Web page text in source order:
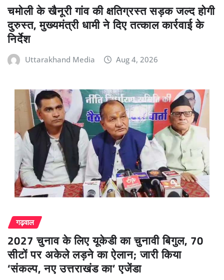
चमोली के खैनूरी गांव की क्षतिग्रस्त सड़क जल्द होगी
दुरुस्त, मुख्यमंत्री धामी ने दिए तत्काल कार्रवाई के
निर्देश
Uttarakhand Media Aug 4, 2026
गढ़वाल
2027 चुनाव के लिए यूकेडी का चुनावी बिगुल, 70
सीटों पर अकेले लड़ने का ऐलान; जारी किया
‘संकल्प, नए उत्तराखंड का’ एजेंडा